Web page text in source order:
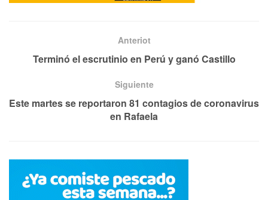
Anteriot
Terminó el escrutinio en Perú y ganó Castillo
Siguiente
Este martes se reportaron 81 contagios de coronavirus
en Rafaela